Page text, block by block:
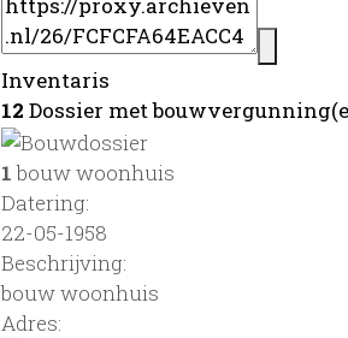
Inventaris
12 Dossier met
1bouw woonhuis
Datering:
22-05-1958
Beschrijving:
bouw woonhuis
Adres: